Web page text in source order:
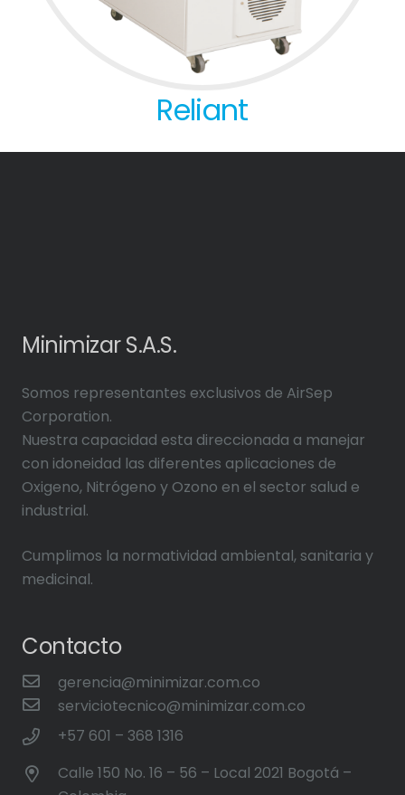
Reliant
Minimizar S.A.S.
Somos representantes exclusivos de AirSep
Corporation.
Nuestra capacidad esta direccionada a manejar
con idoneidad las diferentes aplicaciones de
Oxigeno, Nitrógeno y Ozono en el sector salud e
industrial.
Cumplimos la normatividad ambiental, sanitaria y
medicinal.
Contacto
gerencia@minimizar.com.co
serviciotecnico@minimizar.com.co
+57 601 – 368 1316
Calle 150 No. 16 – 56 – Local 2021 Bogotá –